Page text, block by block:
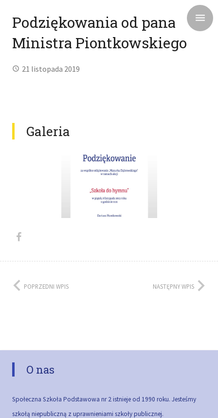
Podziękowania od pana
Ministra Piontkowskiego
21 listopada 2019
Galeria
POPRZEDNI WPIS NASTĘPNY WPIS
O nas
Społeczna Szkoła Podstawowa nr 2 istnieje od 1990 roku. Jesteśmy
szkołą niepubliczną z uprawnieniami szkoły publicznej.